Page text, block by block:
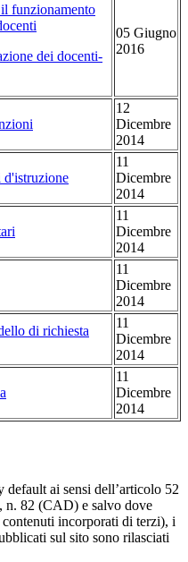
funzionamento
dei docenti-
05 Giugno
2016
12
Dicembre
2014
d'istruzione
11
Dicembre
2014
11
Dicembre
2014
11
Dicembre
2014
di richiesta
11
Dicembre
2014
11
Dicembre
2014
ai sensi dell’articolo 52
n. 82 (CAD) e salvo dove
incorporati di terzi), i
sul sito sono rilasciati